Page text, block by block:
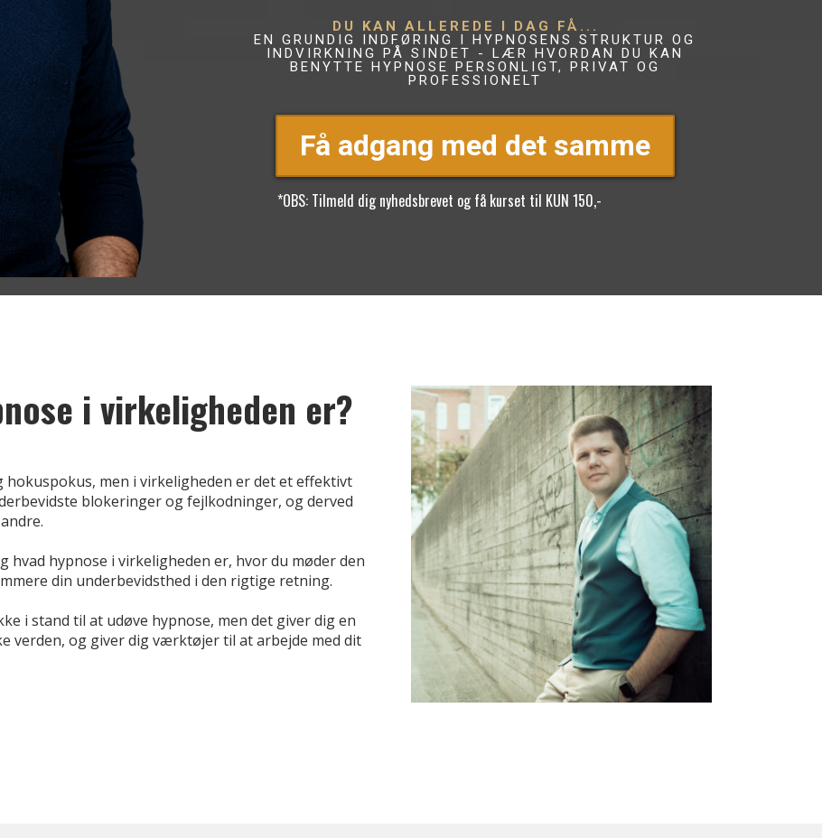
DU KAN ALLEREDE I DAG FÅ...
EN GRUNDIG INDFØRING I HYPNOSENS STRUKTUR OG
INDVIRKNING PÅ SINDET - LÆR HVORDAN DU KAN
BENYTTE HYPNOSE PERSONLIGT, PRIVAT OG
PROFESSIONELT
Få adgang med det samme
*OBS: Tilmeld dig nyhedsbrevet og få kurset til KUN 150,-
i virkeligheden er?
men i virkeligheden er det et effektivt
blokeringer og fejlkodninger, og derved
hvad hypnose i virkeligheden er, hvor du møder den
din underbevidsthed i den rigtige retning.
i stand til at udøve hypnose, men det giver dig en
verden, og giver dig værktøjer til at arbejde med dit